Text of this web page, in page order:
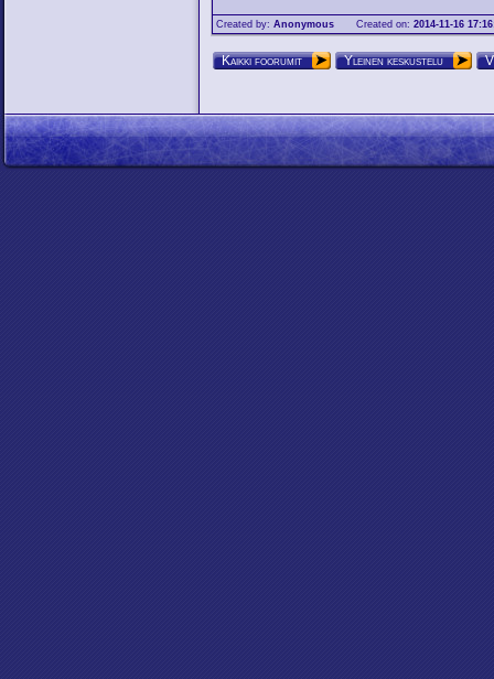
Created by: Anonymous Created on:2014-11-16
Kaikki foorumit Yleinen keskustelu